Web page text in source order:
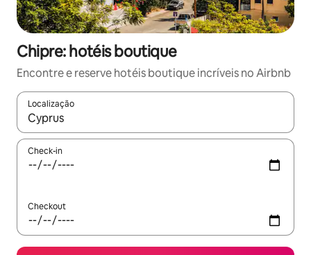
Chipre: hotéis boutique
Encontre e reserve hotéis boutique incríveis no Airbnb
Localização
Quando os resultados estiverem disponíveis, explore-os
Check-in
Checkout